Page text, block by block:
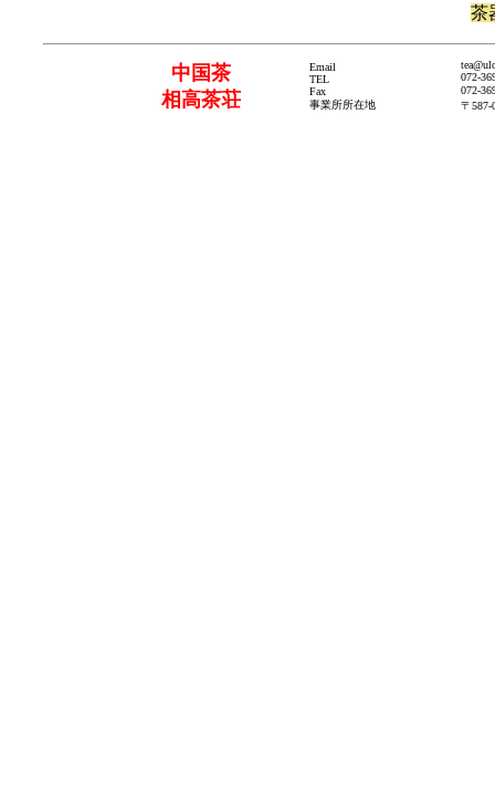
茶
中国茶
相高茶荘
Email
TEL
Fax
事業所所在地
072-
072-
〒